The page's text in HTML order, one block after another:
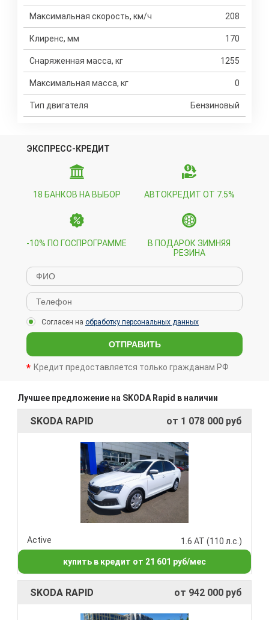
Максимальная скорость, км/ч 208
Клиренс, мм 170
Снаряженная масса, кг 1255
Максимальная масса, кг 0
Тип двигателя Бензиновый
ЭКСПРЕСС-КРЕДИТ
18 БАНКОВ НА ВЫБОР АВТОКРЕДИТ ОТ 7.5%
-10% ПО ГОСПРОГРАММЕ
В ПОДАРОК ЗИМНЯЯ
РЕЗИНА
Согласен на обработку персональных данных
ОТПРАВИТЬ
Кредит предоставляется только гражданам РФ
Лучшее предложение на SKODA Rapid в наличии
SKODA RAPID от 1 078 000 руб
Active 1.6 AT (110 л.с.)
купить в кредит от 21 601 руб/мес
SKODA RAPID от 942 000 руб